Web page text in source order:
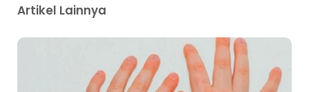
Artikel Lainnya